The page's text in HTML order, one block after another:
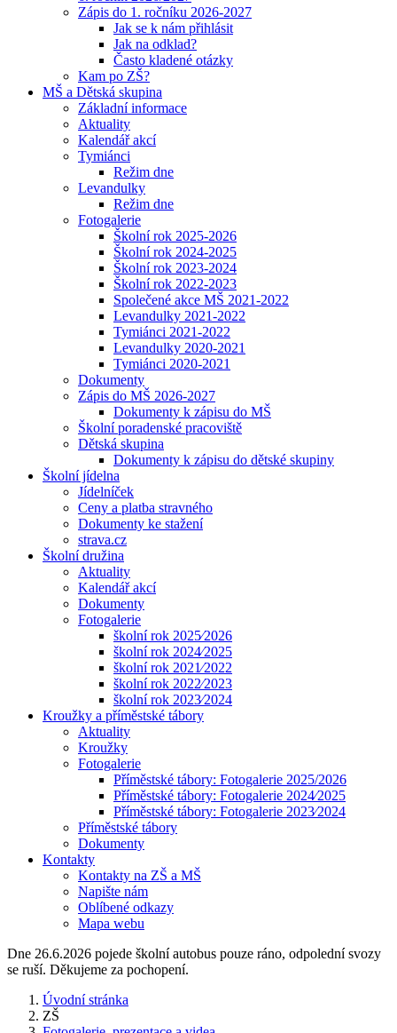
Zápis do 1. ročníku 2026-2027
Jak se k nám přihlásit
Jak na odklad?
Často kladené otázky
Kam po ZŠ?
MŠ a Dětská skupina
Základní informace
Aktuality
Kalendář akcí
Tymiánci
Režim dne
Levandulky
Režim dne
Fotogalerie
Školní rok 2025-2026
Školní rok 2024-2025
Školní rok 2023-2024
Školní rok 2022-2023
Společené akce MŠ 2021-2022
Levandulky 2021-2022
Tymiánci 2021-2022
Levandulky 2020-2021
Tymiánci 2020-2021
Dokumenty
Zápis do MŠ 2026-2027
Dokumenty k zápisu do MŠ
Školní poradenské pracoviště
Dětská skupina
Dokumenty k zápisu do dětské skupiny
Školní jídelna
Jídelníček
Ceny a platba stravného
Dokumenty ke stažení
strava.cz
Školní družina
Aktuality
Kalendář akcí
Dokumenty
Fotogalerie
školní rok 2025⁄2026
školní rok 2024⁄2025
školní rok 2021⁄2022
školní rok 2022⁄2023
školní rok 2023⁄2024
Kroužky a příměstské tábory
Aktuality
Kroužky
Fotogalerie
Příměstské tábory: Fotogalerie 2025/2026
Příměstské tábory: Fotogalerie 2024⁄2025
Příměstské tábory: Fotogalerie 2023⁄2024
Příměstské tábory
Dokumenty
Kontakty
Kontakty na ZŠ a MŠ
Napište nám
Oblíbené odkazy
Mapa webu
Dne 26.6.2026 pojede školní autobus pouze ráno, odpolední svozy
se ruší. Děkujeme za pochopení.
Úvodní stránka
ZŠ